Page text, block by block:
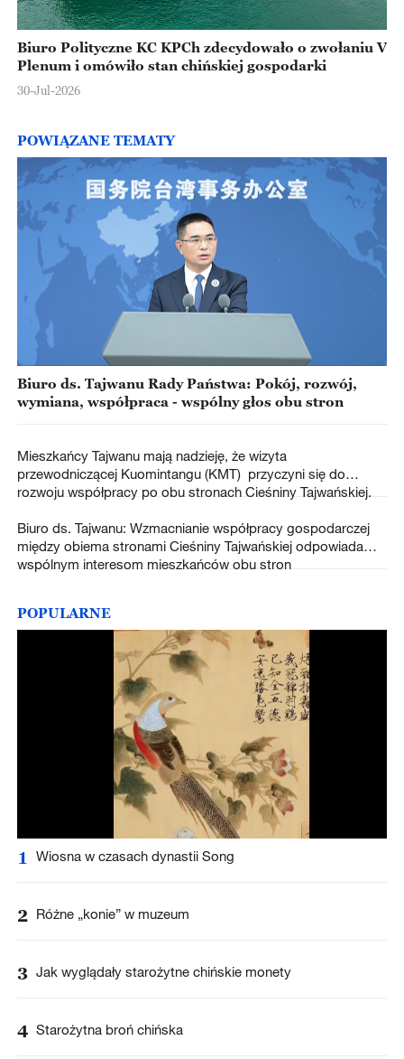
Biuro Polityczne KC KPCh zdecydowało o zwołaniu V
Plenum i omówiło stan chińskiej gospodarki
30-Jul-2026
POWIĄZANE TEMATY
Biuro ds. Tajwanu Rady Państwa: Pokój, rozwój,
wymiana, współpraca - wspólny głos obu stron
Mieszkańcy Tajwanu mają nadzieję, że wizyta
przewodniczącej Kuomintangu (KMT) przyczyni się do
rozwoju współpracy po obu stronach Cieśniny Tajwańskiej.
Biuro ds. Tajwanu: Wzmacnianie współpracy gospodarczej
między obiema stronami Cieśniny Tajwańskiej odpowiada
wspólnym interesom mieszkańców obu stron
POPULARNE
1 Wiosna w czasach dynastii Song
2 Różne „konie” w muzeum
3 Jak wyglądały starożytne chińskie monety
4 Starożytna broń chińska